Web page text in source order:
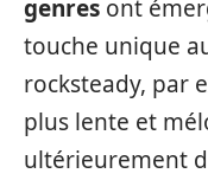
genres ont
touche unique
rocksteady, par
plus lente et
ultérieurement